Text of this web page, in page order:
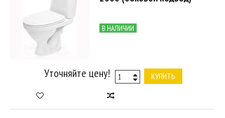
В НАЛИЧИИ
Уточняйте цену! КУПИТЬ